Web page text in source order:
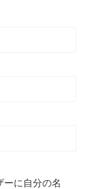
ーに自分の名